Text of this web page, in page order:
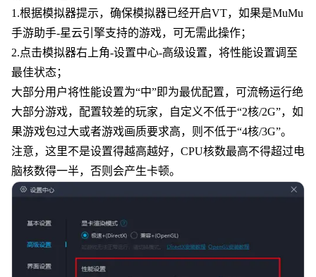
1.根据模拟器提示，确保模拟器已经开启VT，如果是MuMu
手游助手-星云引擎支持的游戏，可无需此操作；
2.点击模拟器右上角-设置中心-高级设置，将性能设置调至
最佳状态；
大部分用户将性能设置为“中”即为最优配置，可流畅运行绝
大部分游戏，配置较差的玩家，自定义不低于“2核/2G”，如
果游戏包过大或者游戏画质要求高，则不低于“4核/3G”。
注意，这里不是设置得越高越好，CPU核数最高不得超过电
脑核数得一半，否则会产生卡顿。